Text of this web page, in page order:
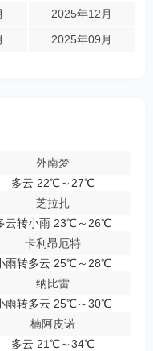
2025年12月
2025年09月
外南梦
多云 22℃～27℃
芝拉扎
云转小雨 23℃～26℃
卡利昂厄特
雨转多云 25℃～28℃
纳比雷
雨转多云 25℃～30℃
楠阿皮诺
多云 21℃～34℃